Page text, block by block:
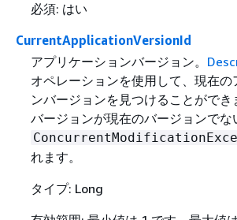
必須: はい
CurrentApplicationVersionId
アプリケーションバージョン。
オペレーションを使用して、現在の
ンバージョンを見つけることができ
バージョンが現在のバージョンでな
れます。
タイプ: Long